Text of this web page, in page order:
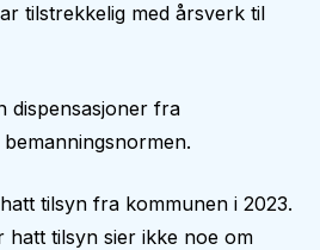
tilstrekkelig med årsverk til
dispensasjoner fra
tilsyn fra kommunen i 2023.
hatt tilsyn sier ikke noe om